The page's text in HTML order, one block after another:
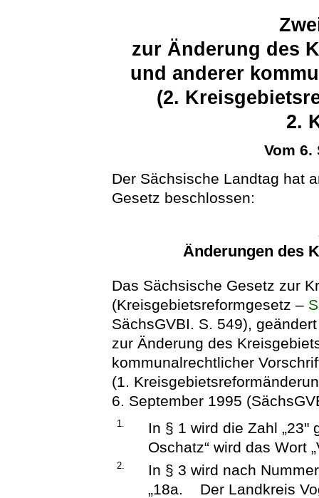
zur Änderung des
und anderer
(2.
2.
Vom 6.
Der Sächsische Landtag hat
Gesetz beschlossen:
Änderungen des
Das Sächsische Gesetz zur
(Kreisgebietsreformgesetz –
SächsGVBI. S. 549),
zur Änderung des
kommunalrechtlicher
(1.
6. September 1995
1.
In § 1 wird die Zahl „23"
Oschatz“ wird das Wort
2.
In § 3 wird nach
„18a. Der Landkreis